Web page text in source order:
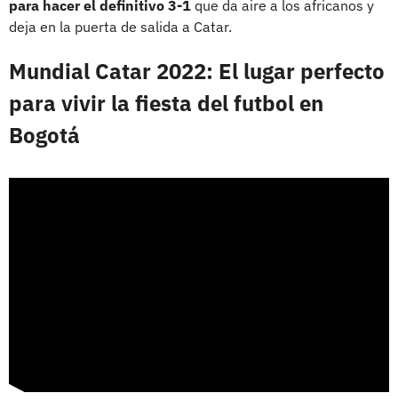
para hacer el definitivo 3-1 que da aire a los africanos y
deja en la puerta de salida a Catar.
Mundial Catar 2022: El lugar perfecto
para vivir la fiesta del futbol en
Bogotá